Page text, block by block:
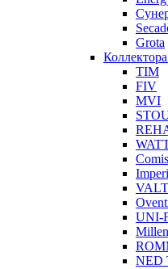
Grota
TIM
FIV
MVI
UNI-
NED